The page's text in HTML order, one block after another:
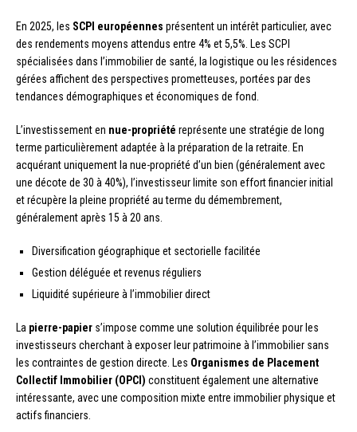
En 2025, les SCPI européennes présentent un intérêt particulier, avec
des rendements moyens attendus entre 4% et 5,5%. Les SCPI
spécialisées dans l’immobilier de santé, la logistique ou les résidences
gérées affichent des perspectives prometteuses, portées par des
tendances démographiques et économiques de fond.
L’investissement en nue-propriété représente une stratégie de long
terme particulièrement adaptée à la préparation de la retraite. En
acquérant uniquement la nue-propriété d’un bien (généralement avec
une décote de 30 à 40%), l’investisseur limite son effort financier initial
et récupère la pleine propriété au terme du démembrement,
généralement après 15 à 20 ans.
Diversification géographique et sectorielle facilitée
Gestion déléguée et revenus réguliers
Liquidité supérieure à l’immobilier direct
La pierre-papier s’impose comme une solution équilibrée pour les
investisseurs cherchant à exposer leur patrimoine à l’immobilier sans
les contraintes de gestion directe. Les Organismes de Placement
Collectif Immobilier (OPCI) constituent également une alternative
intéressante, avec une composition mixte entre immobilier physique et
actifs financiers.